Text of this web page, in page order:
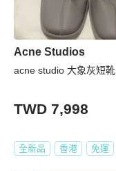
Acne Studios
acne studio 大象灰短靴
TWD 7,998
全新品 香港 免運